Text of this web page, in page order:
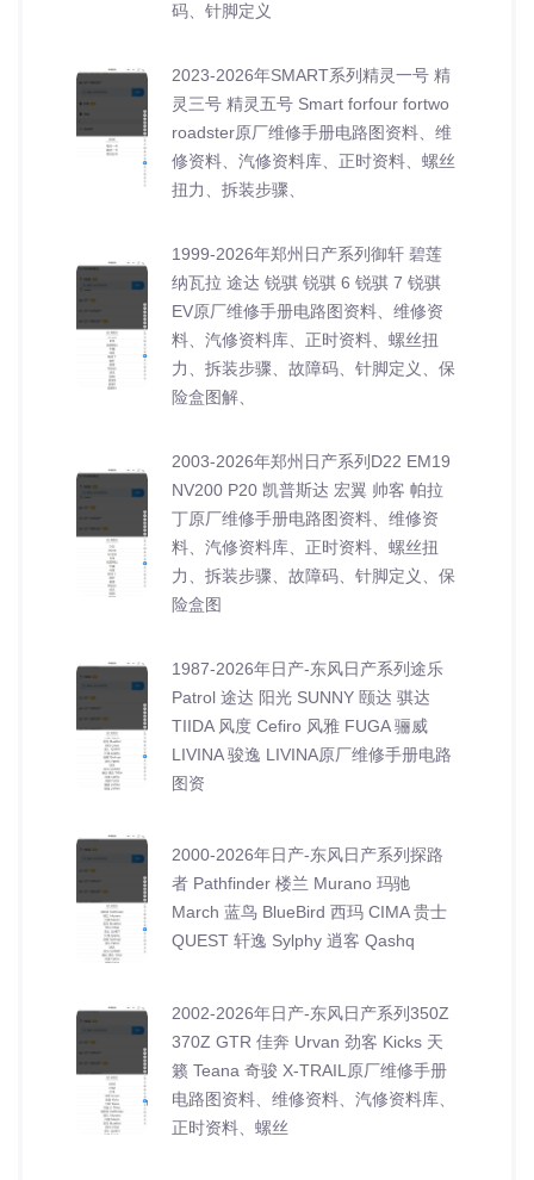
码、针脚定义
2023-2026年SMART系列精灵一号 精
灵三号 精灵五号 Smart forfour fortwo
roadster原厂维修手册电路图资料、维
修资料、汽修资料库、正时资料、螺丝
扭力、拆装步骤、
1999-2026年郑州日产系列御轩 碧莲
纳瓦拉 途达 锐骐 锐骐 6 锐骐 7 锐骐
EV原厂维修手册电路图资料、维修资
料、汽修资料库、正时资料、螺丝扭
力、拆装步骤、故障码、针脚定义、保
险盒图解、
2003-2026年郑州日产系列D22 EM19
NV200 P20 凯普斯达 宏翼 帅客 帕拉
丁原厂维修手册电路图资料、维修资
料、汽修资料库、正时资料、螺丝扭
力、拆装步骤、故障码、针脚定义、保
险盒图
1987-2026年日产-东风日产系列途乐
Patrol 途达 阳光 SUNNY 颐达 骐达
TIIDA 风度 Cefiro 风雅 FUGA 骊威
LIVINA 骏逸 LIVINA原厂维修手册电路
图资
2000-2026年日产-东风日产系列探路
者 Pathfinder 楼兰 Murano 玛驰
March 蓝鸟 BlueBird 西玛 CIMA 贵士
QUEST 轩逸 Sylphy 逍客 Qashq
2002-2026年日产-东风日产系列350Z
370Z GTR 佳奔 Urvan 劲客 Kicks 天
籁 Teana 奇骏 X-TRAIL原厂维修手册
电路图资料、维修资料、汽修资料库、
正时资料、螺丝